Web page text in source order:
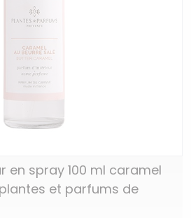
en spray 100 ml caramel
et parfums de